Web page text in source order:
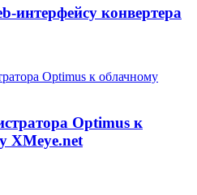
интерфейсу конвертера
Optimus к
XMeye.net